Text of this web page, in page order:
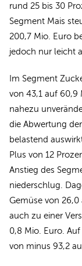
rund 25 bis 30
Segment Mais
200,7 Mio. Euro
jedoch nur leicht
Im Segment
von 43,1 auf 60,9
nahezu
die Abwertung
belastend
Plus von 12
Anstieg des
niederschlug.
Gemüse von
auch zu einer
0,8 Mio. Euro.
von minus 93,2